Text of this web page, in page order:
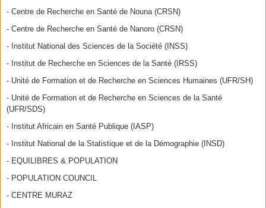
- Centre de Recherche en Santé de Nouna (CRSN)
- Centre de Recherche en Santé de Nanoro (CRSN)
- Institut National des Sciences de la Société (INSS)
- Institut de Recherche en Sciences de la Santé (IRSS)
- Unité de Formation et de Recherche en Sciences Humaines (UFR/SH)
- Unité de Formation et de Recherche en Sciences de la Santé
(UFR/SDS)
- Institut Africain en Santé Publique (IASP)
- Institut National de la Statistique et de la Démographie (INSD)
- EQUILIBRES & POPULATION
- POPULATION COUNCIL
- CENTRE MURAZ